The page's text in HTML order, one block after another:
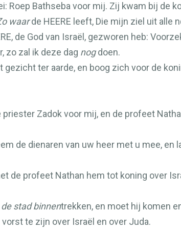
Roep Bathseba voor mij. Zij kwam bij de
waarde HEERE leeft, Die mijn ziel uit alle
, de God van Israël, gezworen heb:
zo zal ik deze dag nogdoen.
gezicht ter aarde, en boog zich voor de
priester Zadok voor mij, en de profeet
de dienaren van uw heer met u mee,
de profeet Nathan hem tot koning over
de stad binnentrekken, en moet hij komen
te zijn over Israël en over Juda.